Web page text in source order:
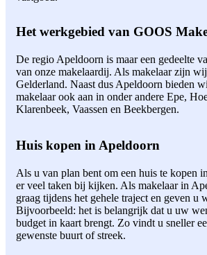
Het werkgebied van GOOS
De regio Apeldoorn is maar een gedeelte
van onze makelaardij. Als makelaar zijn
Gelderland. Naast dus Apeldoorn bieden
makelaar ook aan in onder andere Epe,
Klarenbeek, Vaassen en Beekbergen.
Huis kopen in Apeldoorn
Als u van plan bent om een huis te kopen
er veel taken bij kijken. Als makelaar in
graag tijdens het gehele traject en geven u
Bijvoorbeeld: het is belangrijk dat u uw
budget in kaart brengt. Zo vindt u sneller
gewenste buurt of streek.